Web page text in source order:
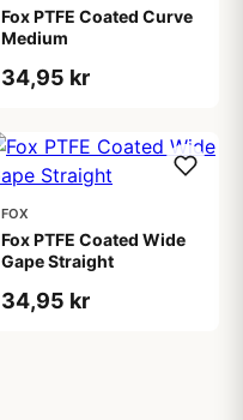
Fox PTFE Coated Curve
Medium
34,95 kr
FOX
Fox PTFE Coated Wide
Gape Straight
34,95 kr